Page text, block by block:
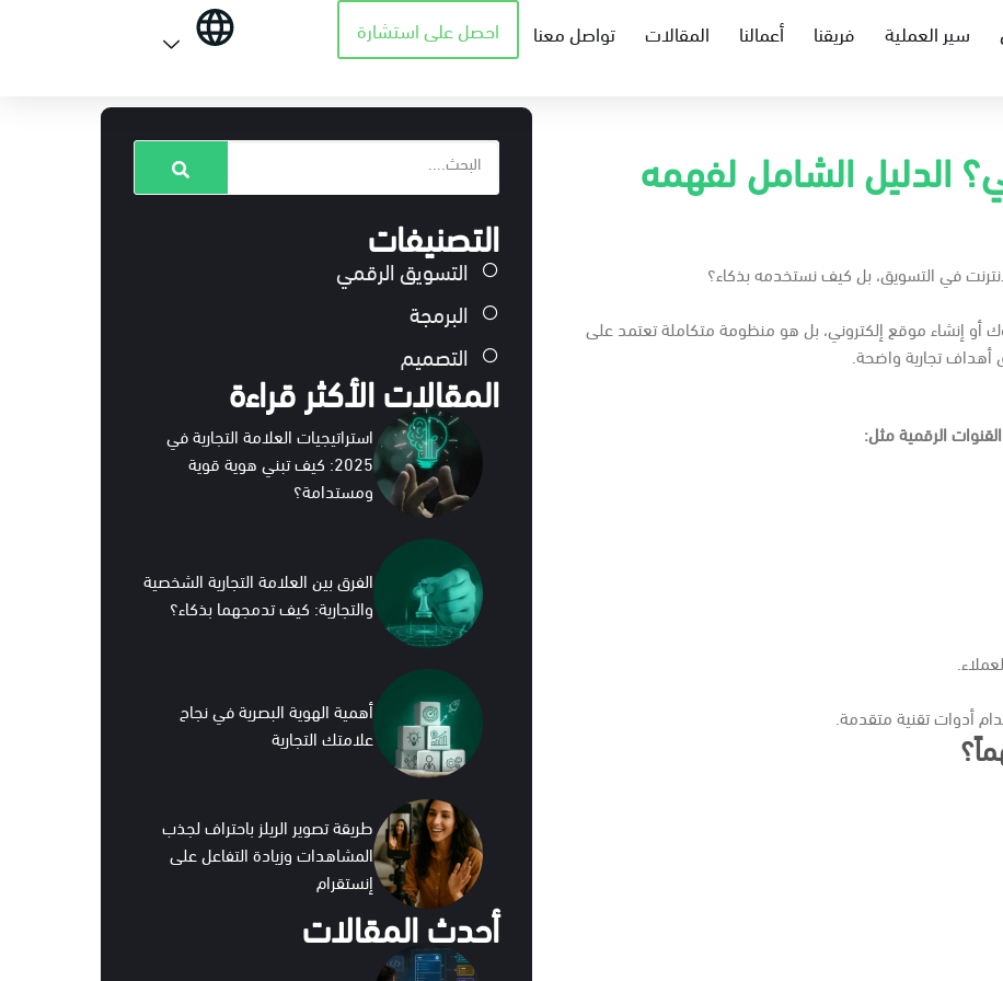
سير العملية فريقنا أعمالنا المقالات تواصل معنا احصل على استشارة
الدليل الشامل لفهمه
في التسويق، بل كيف نستخدمه بذكاء؟
أو إنشاء موقع إلكتروني، بل هو منظومة متكاملة تعتمد على
أهداف تجارية واضحة.
أدوات تقنية متقدمة.
التصنيفات
التسويق الرقمي
البرمجة
التصميم
المقالات الأكثر قراءة
استراتيجيات العلامة التجارية في
2025: كيف تبني هوية قوية
ومستدامة؟
الفرق بين العلامة التجارية الشخصية
والتجارية: كيف تدمجهما بذكاء؟
أهمية الهوية البصرية في نجاح
علامتك التجارية
طريقة تصوير الريلز باحتراف لجذب
المشاهدات وزيادة التفاعل على
إنستقرام
أحدث المقالات